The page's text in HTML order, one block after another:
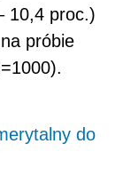
10,4 proc.)
próbie
do